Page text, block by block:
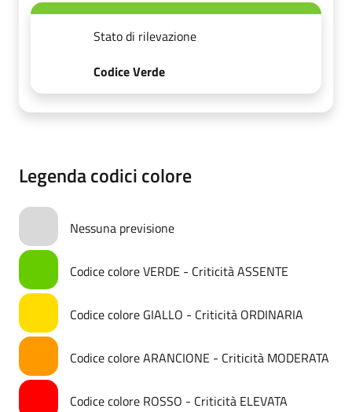
Stato di rilevazione
Codice Verde
Legenda codici colore
Nessuna previsione
Codice colore VERDE - Criticità ASSENTE
Codice colore GIALLO - Criticità ORDINARIA
Codice colore ARANCIONE - Criticità MODERATA
Codice colore ROSSO - Criticità ELEVATA